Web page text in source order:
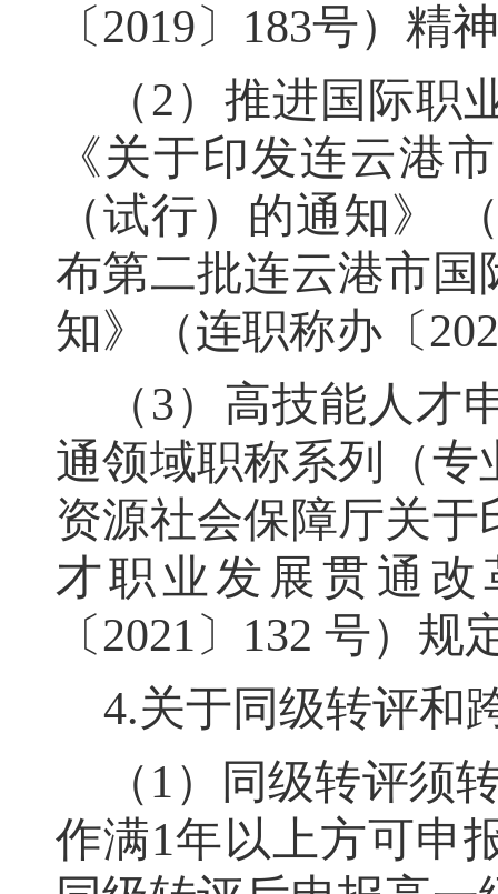
〔2019〕 183号）精神
（2） 推进国际职
《关于印发连云港
（试行）的通知》
布第二批连云港市
知》（连职称办〔
（3） 高技能人才
通领域职称系列（
资源社会保障厅关
才职业发展贯通
〔2021 〕 132 号）规
4.关于同级转评和
（1 ）同级转评须
作满1年以上方可申